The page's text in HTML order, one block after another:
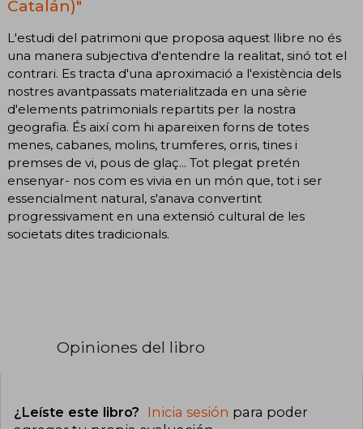
Catalán)"
L'estudi del patrimoni que proposa aquest llibre no és
una manera subjectiva d'entendre la realitat, sinó tot el
contrari. Es tracta d'una aproximació a l'existència dels
nostres avantpassats materialitzada en una sèrie
d'elements patrimonials repartits per la nostra
geografia. És així com hi apareixen forns de totes
menes, cabanes, molins, trumferes, orris, tines i
premses de vi, pous de glaç... Tot plegat pretén
ensenyar- nos com es vivia en un món que, tot i ser
essencialment natural, s'anava convertint
progressivament en una extensió cultural de les
societats dites tradicionals.
Opiniones del libro
¿Leíste este libro? Inicia sesión para poder